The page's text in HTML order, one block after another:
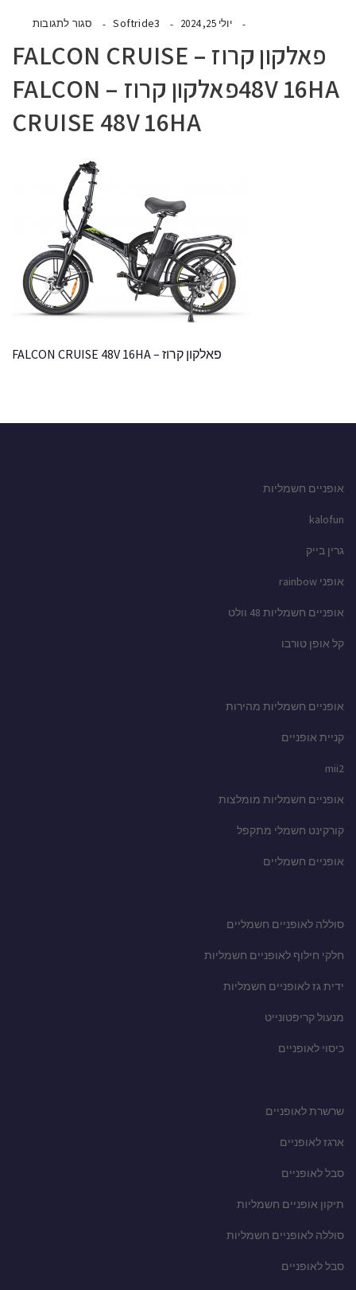
יולי 25, 2024 Softride3 סגור לתגובות
פאלקון קרוז – FALCON CRUISE
48V 16HAפאלקון קרוז – FALCON
CRUISE 48V 16HA
פאלקון קרוז – FALCON CRUISE 48V 16HA
אופניים חשמליות
kalofun
גרין בייק
אופני rainbow
אופניים חשמליות 48 וולט
קל אופן טורבו
אופניים חשמליות מהירות
קניית אופניים
mii2
אופניים חשמליות מומלצות
קורקינט חשמלי מתקפל
אופניים חשמליים
סוללה לאופניים חשמליים
חלקי חילוף לאופניים חשמליות
ידית גז לאופניים חשמליות
מנעול קריפטונייט
כיסוי לאופניים
שרשרת לאופניים
ארגז לאופניים
סבל לאופניים
תיקון אופניים חשמליות
סוללה לאופניים חשמליות
סבל לאופניים